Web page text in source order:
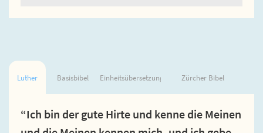
Luther Basisbibel Einheitsübersetzung Zürcher Bibel
“Ich bin der gute Hirte und kenne die Meinen